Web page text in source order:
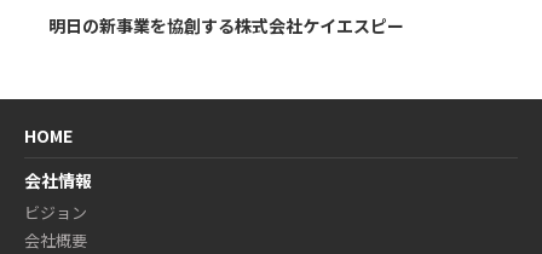
明日の新事業を協創する株式会社ケイエスピー
HOME
会社情報
ビジョン
会社概要